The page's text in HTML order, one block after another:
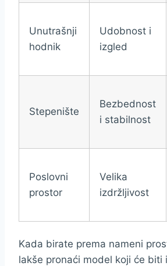
Unutrašnji
hodnik
Udobnost i
izgled
Stepenište
Bezbednost
i stabilnost
Poslovni
prostor
Velika
izdržljivost
Kada birate prema nameni
lakše pronaći model koji će biti